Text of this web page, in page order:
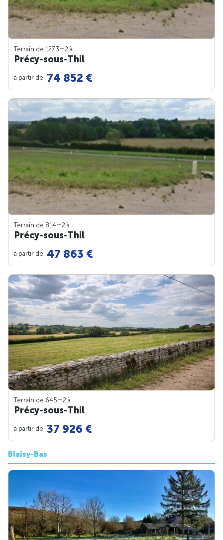
Terrain de 1273m2 à
Précy-sous-Thil
à partir de 74 852 €
Terrain de 814m2 à
Précy-sous-Thil
à partir de 47 863 €
Terrain de 645m2 à
Précy-sous-Thil
à partir de 37 926 €
Blaisy-Bas